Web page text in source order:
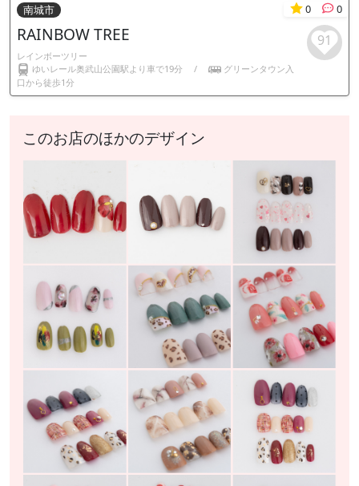
南城市 0 0
RAINBOW TREE
レインボーツリー
ゆいレール奥武山公園駅より車で19分
/
グリーンタウン入
口から徒歩1分
91
このお店のほかのデザイン